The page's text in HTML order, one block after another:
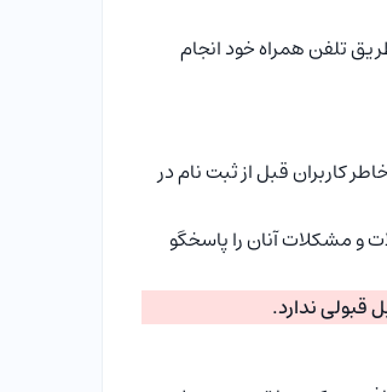
تلفن همراه خود انجام
کاربران قبل از ثبت نام در
و مشکلات آنان را پاسخگو
قبولی ندارد.